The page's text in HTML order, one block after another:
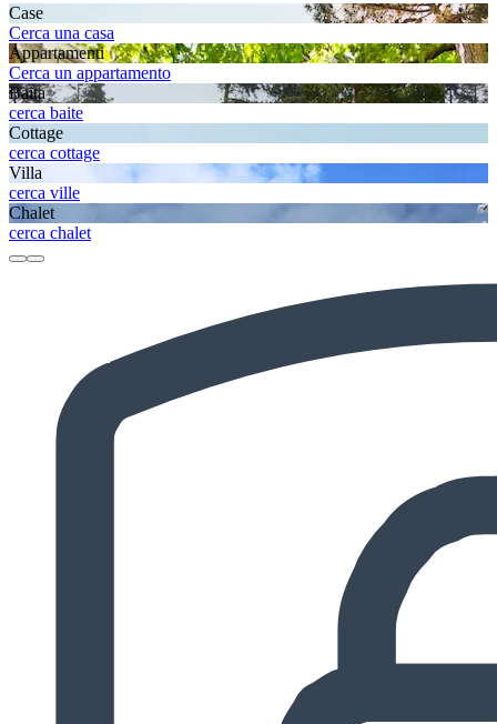
Case
Cerca una casa
Appartamenti
Cerca un appartamento
Baita
cerca baite
Cottage
cerca cottage
Villa
cerca ville
Chalet
cerca chalet